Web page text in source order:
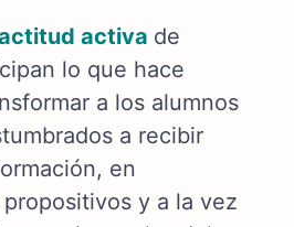
activa de
lo que hace
a los alumnos
a recibir
en
y a la vez